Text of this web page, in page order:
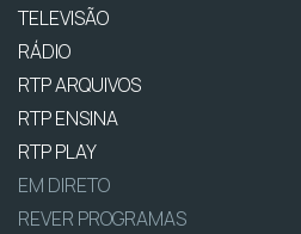
TELEVISÃO
RÁDIO
RTP ARQUIVOS
RTP ENSINA
RTP PLAY
EM DIRETO
REVER PROGRAMAS